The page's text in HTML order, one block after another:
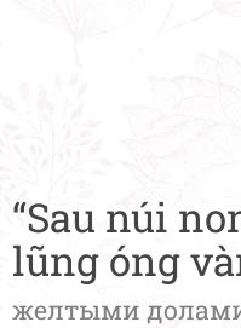
“Sau núi
lũng óng
желтыми